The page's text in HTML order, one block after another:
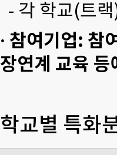
- 각 학교(트
· 참여기업: 참
장연계 교육
학교별 특화